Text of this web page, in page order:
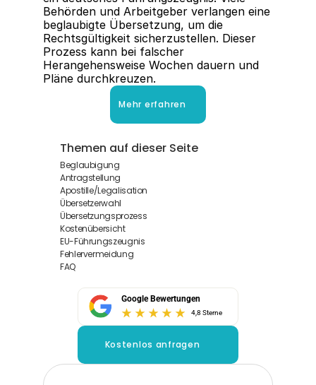
Behörden und Arbeitgeber verlangen eine
beglaubigte Übersetzung, um die
Rechtsgültigkeit sicherzustellen. Dieser
Prozess kann bei falscher
Herangehensweise Wochen dauern und
Pläne durchkreuzen.
Mehr erfahren
Themen auf dieser Seite
Beglaubigung
Antragstellung
Apostille/Legalisation
Übersetzerwahl
Übersetzungsprozess
Kostenübersicht
EU-Führungszeugnis
Fehlervermeidung
FAQ
Google Bewertungen
4,8 Sterne
Kostenlos anfragen